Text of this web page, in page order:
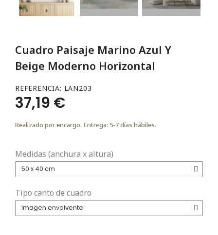
Cuadro Paisaje Marino Azul Y
Beige Moderno Horizontal
REFERENCIA LAN203
37,19 €
Realizado por encargo. Entrega: 5-7 días hábiles.
Medidas (anchura x altura)
Tipo canto de cuadro